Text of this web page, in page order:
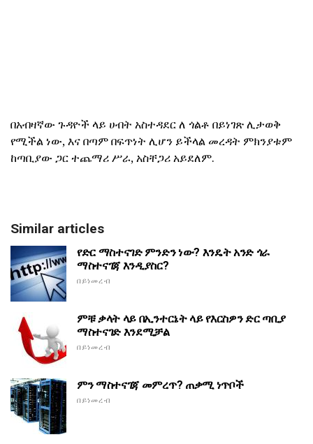
በአብዛኛው ጉዳዮች ላይ ሀብት አስተዳደር ለ ጎልቶ በይነገጽ ሊታወቅ
የሚችል ነው, እና በጣም በፍጥነት ሊሆን ይችላል መረዳት ምክንያቱም
ከጣቢያው ጋር ተጨማሪ ሥራ, አስቸጋሪ አይደለም.
Similar articles
የድር ማስተናገድ ምንድን ነው? እንዴት አንድ ጎራ
ማስተናገጃ እንዲያስር?
በይነመረብ
ምቹ ቃላት ላይ በኢንተርኔት ላይ የእርስዎን ድር ጣቢያ
ማስተናገድ እንደሚቻል
በይነመረብ
ምን ማስተናገጃ መምረጥ? ጠቃሚ ነጥቦች
በይነመረብ